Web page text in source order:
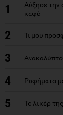
1
Αύξησε την
καφέ
2 Τι μου
3
4 Ροφήματα
5 Το λικέρ